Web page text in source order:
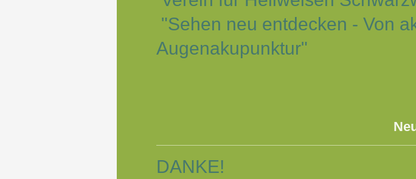
"Sehen neu entdecken - Von
Augenakupunktur"
Neuer Qi Gong Kurs
DANKE!